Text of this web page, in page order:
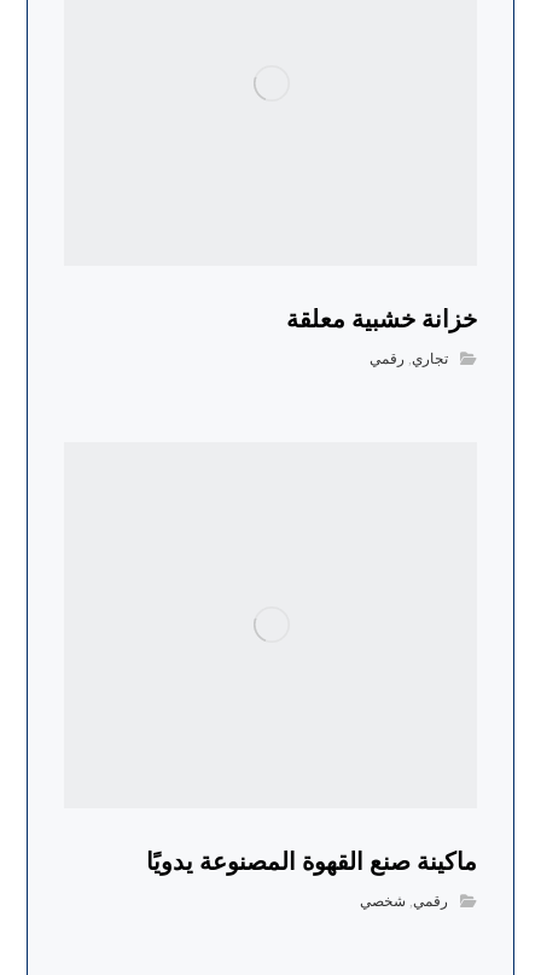
خزانة خشبية معلقة
تجاري رقمي
ماكينة صنع القهوة المصنوعة يدويًا
رقمي, شخصي